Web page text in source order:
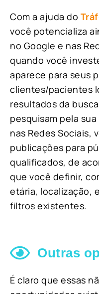
Com a ajuda do
você potencializa
no Google e nas
quando você
aparece para seus
clientes/pacientes
resultados da
pesquisam pela
nas Redes Sociais,
publicações para
qualificados, de
que você definir,
etária, localização,
filtros existentes.
Outras
É claro que essas